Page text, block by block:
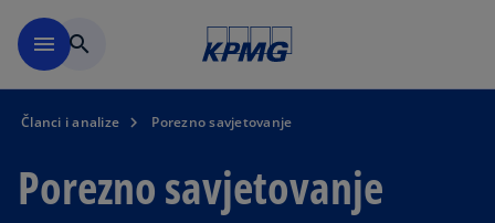
menu search
Članci i analize Porezno savjetovanje
Porezno savjetovanje